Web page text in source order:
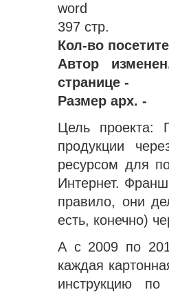
word
397 стр.
Кол-во
Автор
странице -
Размер арх. -
Цель проекта:
продукции
ресурсом для
Интернет.
правило, они
есть, конечно)
А с 2009 по
каждая
инструкцию